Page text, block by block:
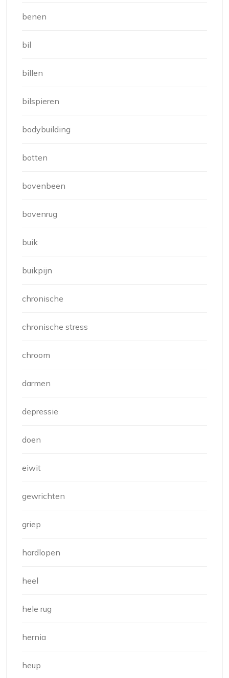
benen
bil
billen
bilspieren
bodybuilding
botten
bovenbeen
bovenrug
buik
buikpijn
chronische
chronische stress
chroom
darmen
depressie
doen
eiwit
gewrichten
griep
hardlopen
heel
hele rug
hernia
heup